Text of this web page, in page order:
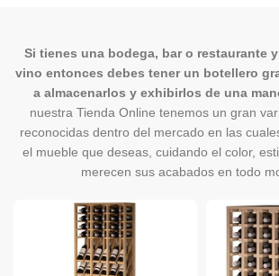
Si tienes una bodega, bar o restaurante
vino entonces debes tener un botellero
a almacenarlos y exhibirlos de una
nuestra Tienda Online tenemos un gran
reconocidas dentro del mercado en las
el mueble que deseas, cuidando el color,
merecen sus acabados en todo